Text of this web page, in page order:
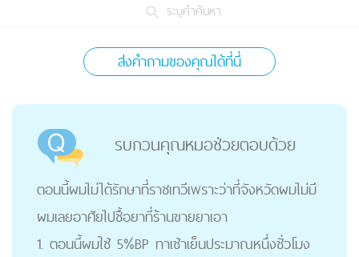
ระบุคำค้นหา
ส่งคำถามของคุณได้ที่นี่
รบกวนคุณหมอช่วยตอบด้วย
ตอนนี้ผมไม่ได้รักษาที่ราชเทวีเพราะว่าที่จังหวัดผมไม่มี
ผมเลยอาศัยไปซื้อยาที่ร้านขายยาเอา
1. ตอนนี้ผมใช้ 5%BP ทาเช้าเย็นประมาณหนึ่งชั่วโมง